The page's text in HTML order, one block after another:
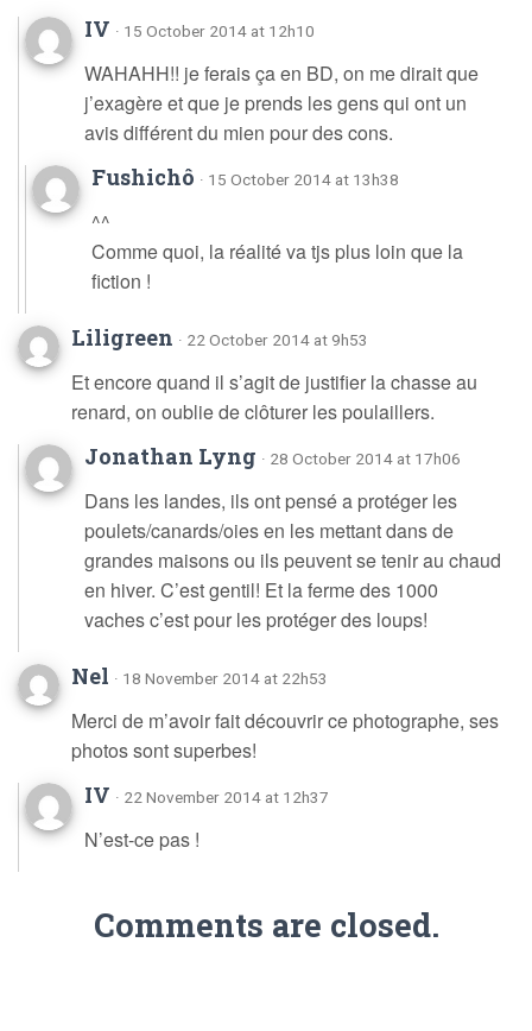
IV · 15 October 2014 at 12h10
WAHAHH!! je ferais ça en BD, on me dirait que
j’exagère et que je prends les gens qui ont un
avis différent du mien pour des cons.
Fushichô · 15 October 2014 at 13h38
^^
Comme quoi, la réalité va tjs plus loin que la
fiction !
Liligreen · 22 October 2014 at 9h53
Et encore quand il s’agit de justifier la chasse au
renard, on oublie de clôturer les poulaillers.
Jonathan Lyng · 28 October 2014 at 17h06
Dans les landes, ils ont pensé a protéger les
poulets/canards/oies en les mettant dans de
grandes maisons ou ils peuvent se tenir au chaud
en hiver. C’est gentil! Et la ferme des 1000
vaches c’est pour les protéger des loups!
Nel · 18 November 2014 at 22h53
Merci de m’avoir fait découvrir ce photographe, ses
photos sont superbes!
IV · 22 November 2014 at 12h37
N’est-ce pas !
Comments are closed.